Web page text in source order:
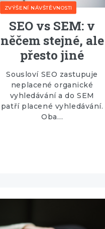
ZVÝŠENÍ NÁVŠTĚVNOSTI
SEO vs SEM: v
něčem stejné, ale
přesto jiné
Sousloví SEO zastupuje
neplacené organické
vyhledávání a do SEM
patří placené vyhledávání.
Oba…